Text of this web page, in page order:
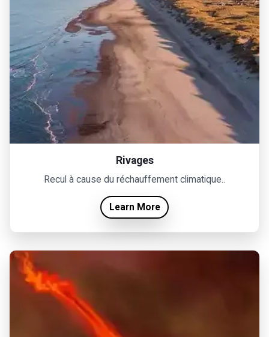
Rivages
Recul à cause du réchauffement climatique..
Learn More